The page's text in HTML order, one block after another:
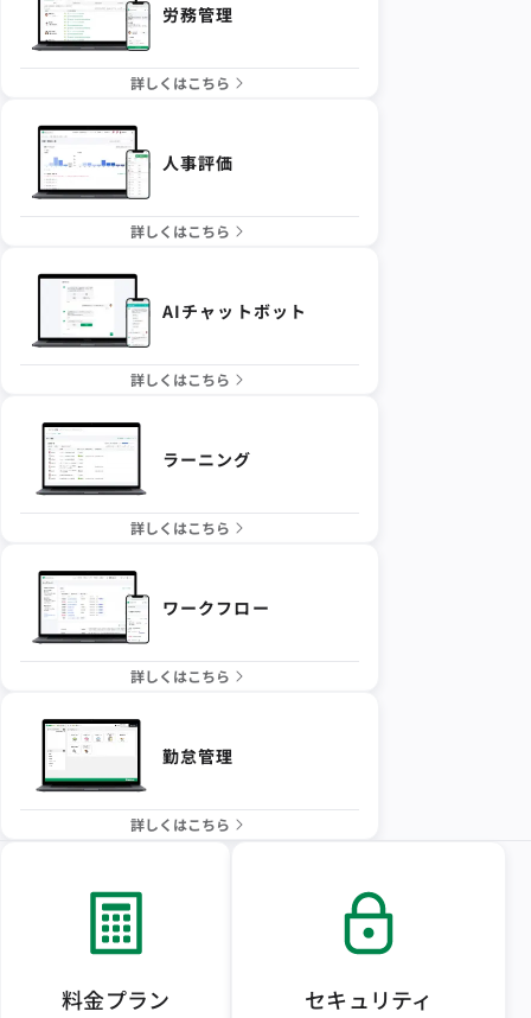
労務管理
詳しくはこちら
人事評価
詳しくはこちら
AIチャットボット
詳しくはこちら
ラーニング
詳しくはこちら
ワークフロー
詳しくはこちら
勤怠管理
詳しくはこちら
料金プラン セキュリティ